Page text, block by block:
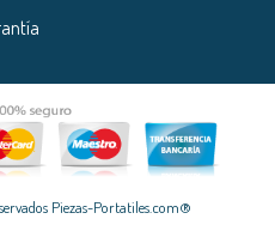
Piezas-Portatiles.com®